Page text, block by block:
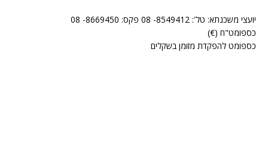
יועצי משכנתא: טל': 8549412- 08 פקס: 8669450- 08
כספומט"ח (€)
כספומט להפקדת מזומן בשקלים